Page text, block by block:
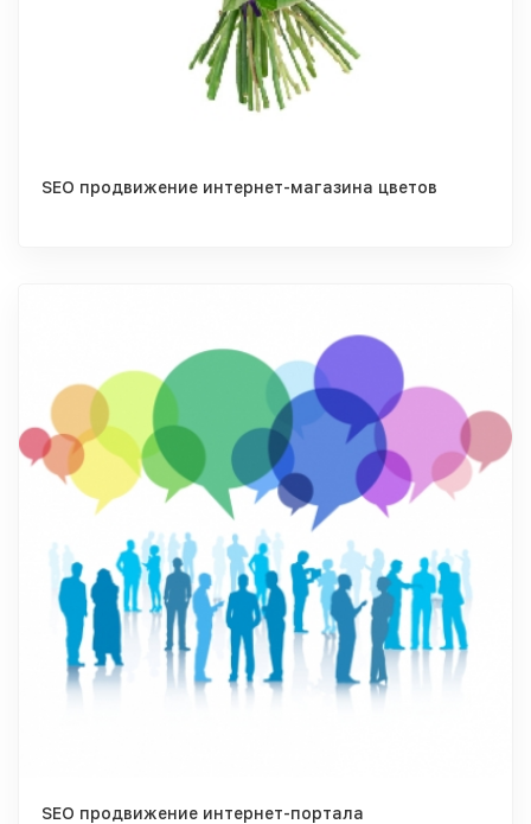
SEO продвижение интернет-магазина цветов
SEO продвижение интернет-портала